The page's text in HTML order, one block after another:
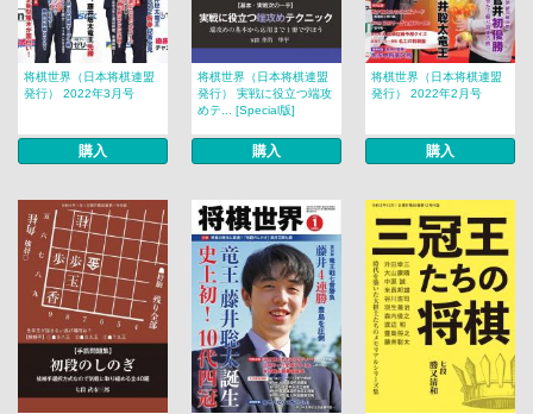
将棋世界（日本将棋連盟
発行） 2022年3月号
購入
将棋世界（日本将棋連盟
発行） 実戦に役立つ端攻
めテ... [Special版]
購入
将棋世界（日本将棋連盟
発行） 2022年2月号
購入